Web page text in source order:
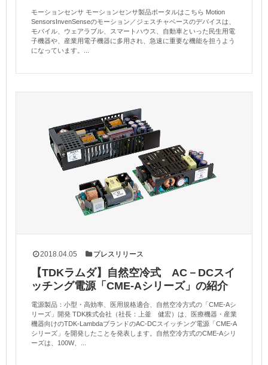
モーションセンサ モーションセンサ製品ポータルはこちら Motion
SensorsInvenSenseのモーション／ジェスチャベースのデバイスは、
モバイル、ウェアラブル、スマートハウス、自動車といった民生用電
子機器や、産業用電子機器に多用され、急速に重要な機能を担うよう
になっています。...
2018.04.05 プレスリリース
【TDKラムダ】自然空冷式 AC－DCスイ
ッチング電源「CME-Aシリーズ」の紹介
電源製品：小型・高効率、医用規格適合、自然空冷方式の「CME-Aシ
リーズ」開発 TDK株式会社（社長：上釜 健宏）は、医療機器・産業
機器向けのTDK-LambdaブランドのAC-DCスイッチング電源「CME-A
シリーズ」を開発したことを発表します。自然空冷方式のCME-Aシリ
ーズは、100W、...